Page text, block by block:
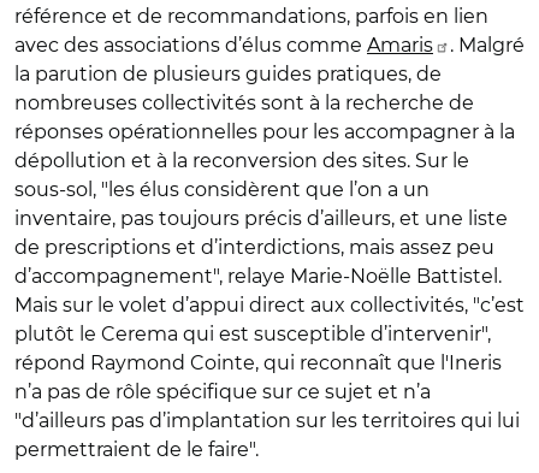
référence et de recommandations, parfois en lien
avec des associations d’élus comme Amaris
. Malgré
la parution de plusieurs guides pratiques, de
nombreuses collectivités sont à la recherche de
réponses opérationnelles pour les accompagner à la
dépollution et à la reconversion des sites. Sur le
sous-sol, "les élus considèrent que l’on a un
inventaire, pas toujours précis d’ailleurs, et une liste
de prescriptions et d’interdictions, mais assez peu
d’accompagnement", relaye Marie-Noëlle Battistel.
Mais sur le volet d’appui direct aux collectivités, "c’est
plutôt le Cerema qui est susceptible d’intervenir",
répond Raymond Cointe, qui reconnaît que l'Ineris
n’a pas de rôle spécifique sur ce sujet et n’a
"d’ailleurs pas d’implantation sur les territoires qui lui
permettraient de le faire".